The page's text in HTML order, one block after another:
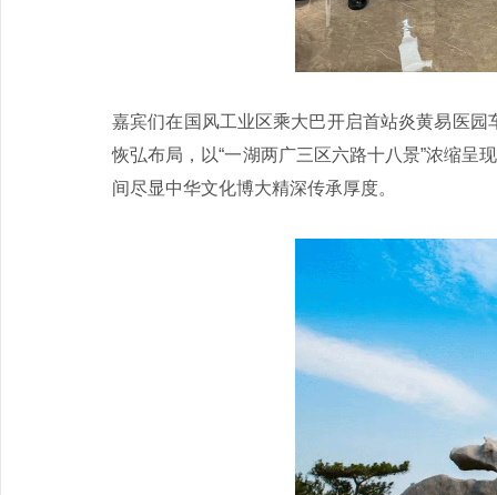
嘉宾们在国风工业区乘大巴开启首站炎黄易医
恢弘布局，以“一湖两广三区六路十八景”浓缩呈
间尽显中华文化博大精深传承厚度。